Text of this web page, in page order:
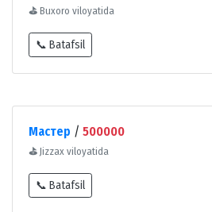
⛳ Buxoro viloyatida
📞 Batafsil
Мастер / 500000
⛳ Jizzax viloyatida
📞 Batafsil